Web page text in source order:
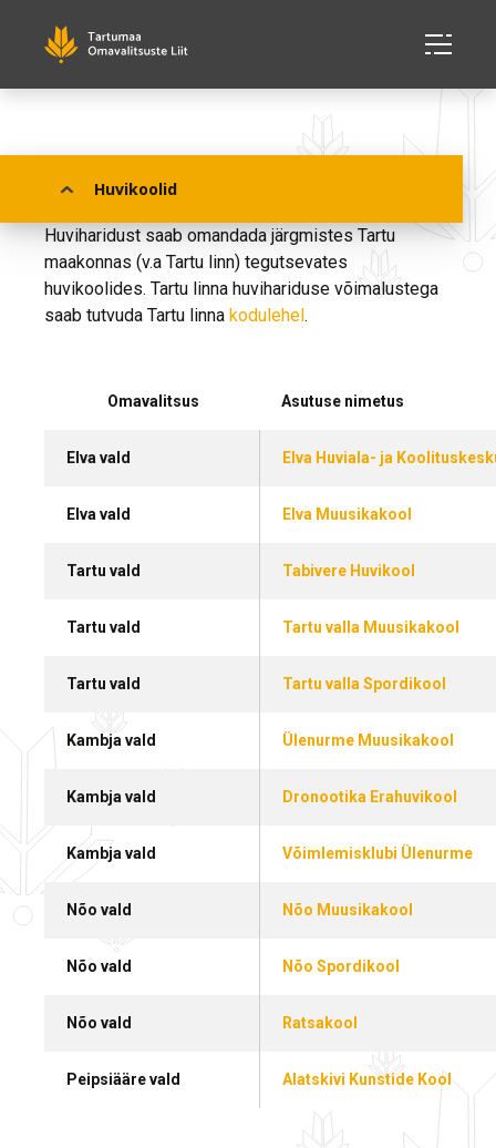
Huvikoolid
Huvikoolid Tartumaal
Huviharidust saab omandada järgmistes Tartu
maakonnas (v.a Tartu linn) tegutsevates
huvikoolides. Tartu linna huvihariduse võimalustega
saab tutvuda Tartu linna kodulehel.
Omavalitsus Asutuse nimetus
Elva vald Elva Huviala- ja
Elva vald Elva Muusikakool
Tartu vald Tabivere Huvikool
Tartu vald Tartu valla Muusikakool
Tartu vald Tartu valla Spordikool
Kambja vald Ülenurme Muusikakool
Kambja vald Dronootika Erahuvikool
Kambja vald Võimlemisklubi Ülenurme
Nõo vald Nõo Muusikakool
Nõo vald Nõo Spordikool
Nõo vald Ratsakool
Peipsiääre vald Alatskivi Kunstide Kool